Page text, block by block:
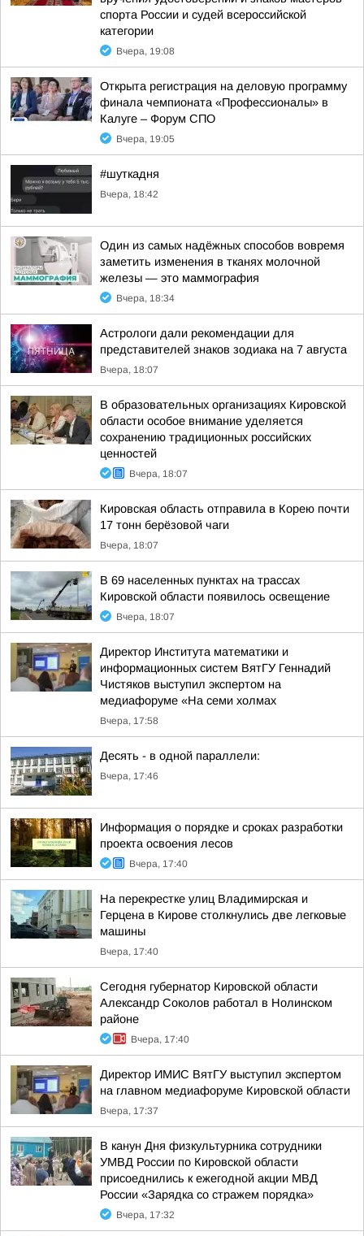
спорта России и судей всероссийской
категории
Вчера, 19:08
Открыта регистрация на деловую программу
финала чемпионата «Профессионалы» в
Калуге – Форум СПО
Вчера, 19:05
#шуткадня
Вчера, 18:42
Один из самых надёжных способов вовремя
заметить изменения в тканях молочной
железы — это маммография
Вчера, 18:34
Астрологи дали рекомендации для
представителей знаков зодиака на 7 августа
Вчера, 18:07
В образовательных организациях Кировской
области особое внимание уделяется
сохранению традиционных российских
ценностей
Вчера, 18:07
Кировская область отправила в Корею почти
17 тонн берёзовой чаги
Вчера, 18:07
В 69 населенных пунктах на трассах
Кировской области появилось освещение
Вчера, 18:07
Директор Института математики и
информационных систем ВятГУ Геннадий
Чистяков выступил экспертом на
медиафоруме «На семи холмах
Вчера, 17:58
Десять - в одной параллели:
Вчера, 17:46
Информация о порядке и сроках разработки
проекта освоения лесов
Вчера, 17:40
На перекрестке улиц Владимирская и
Герцена в Кирове столкнулись две легковые
машины
Вчера, 17:40
Сегодня губернатор Кировской области
Александр Соколов работал в Нолинском
районе
Вчера, 17:40
Директор ИМИС ВятГУ выступил экспертом
на главном медиафоруме Кировской области
Вчера, 17:37
В канун Дня физкультурника сотрудники
УМВД России по Кировской области
присоеднились к ежегодной акции МВД
России «Зарядка со стражем порядка»
Вчера, 17:32